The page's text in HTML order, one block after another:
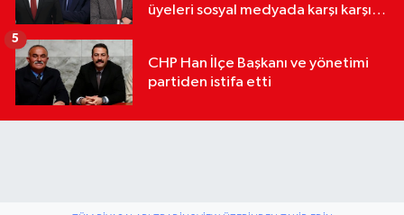
üyeleri sosyal medyada karşı karşıya
CHP Han İlçe Başkanı ve yönetimi
partiden istifa etti
5